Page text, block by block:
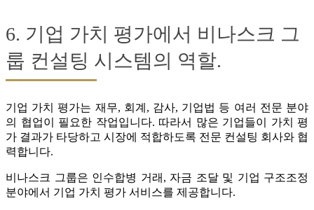
6. 기업 가치 평가에서 비나스크 그
룹 컨설팅 시스템의 역할.
기업 가치 평가는 재무, 회계, 감사, 기업법 등 여러 전문 분야
의 협업이 필요한 작업입니다. 따라서 많은 기업들이 가치 평
가 결과가 타당하고 시장에 적합하도록 전문 컨설팅 회사와 협
력합니다.
비나스크 그룹은 인수합병 거래, 자금 조달 및 기업 구조조정
분야에서 기업 가치 평가 서비스를 제공합니다.